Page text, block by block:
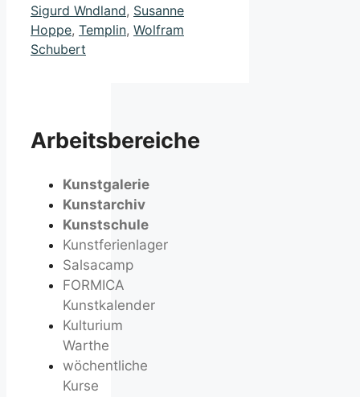
Sigurd Wndland, Susanne
Hoppe, Templin, Wolfram
Schubert
Arbeitsbereiche
Kunstgalerie
Kunstarchiv
Kunstschule
Kunstferienlager
Salsacamp
FORMICA
Kunstkalender
Kulturium
Warthe
wöchentliche
Kurse